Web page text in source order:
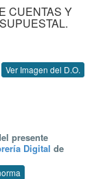
CUENTAS Y
Ver Imagen del D.O.
presente
Digital de